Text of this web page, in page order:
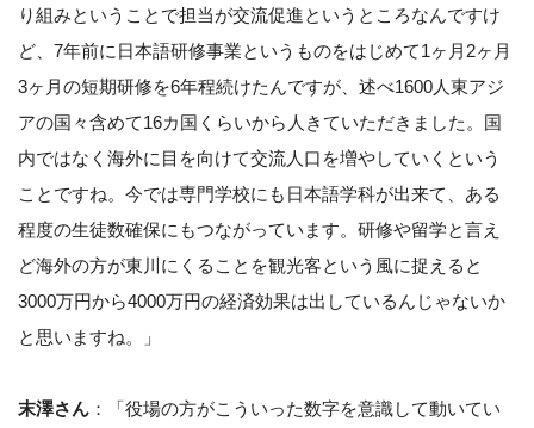
り組みということで担当が交流促進というところなんですけ
ど、7年前に日本語研修事業というものをはじめて1ヶ月2ヶ月
3ヶ月の短期研修を6年程続けたんですが、述べ1600人東アジ
アの国々含めて16カ国くらいから人きていただきました。国
内ではなく海外に目を向けて交流人口を増やしていくという
ことですね。今では専門学校にも日本語学科が出来て、ある
程度の生徒数確保にもつながっています。研修や留学と言え
ど海外の方が東川にくることを観光客という風に捉えると
3000万円から4000万円の経済効果は出しているんじゃないか
と思いますね。」
末澤さん ：「役場の方がこういった数字を意識して動いてい